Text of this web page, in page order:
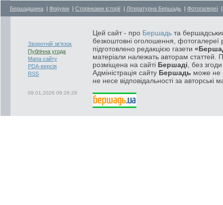
Бершадщина | Форуми | Сторінками історії | Літературна Бершадь | Фотогалереї
Зворотній зв'язок
Публічна угода
Мапа сайту
PDA-версія
RSS
09.01.2026 09:26:29
Цей сайт - про Бершадь та
безкоштовні оголошення, фотогалереї
підготовлено редакцією газети
матеріали належать авторам статтей.
розміщена на сайті Бершаді , без
Адміністрація сайту Бершадь може не
не несе відповідальності за авторські